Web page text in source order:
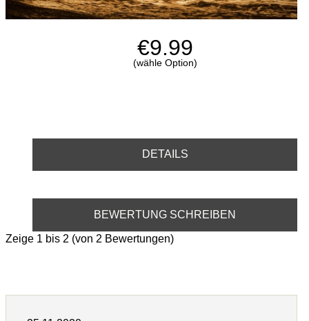
€9.99
(wähle Option)
DETAILS
BEWERTUNG SCHREIBEN
Zeige 1 bis 2 (von 2 Bewertungen)